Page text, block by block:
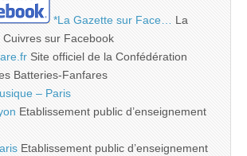
*La Gazette sur Face… La
sur Facebook
Site officiel de la Confédération
Batteries-Fanfares
– Paris
Etablissement public d’enseignement
Etablissement public d’enseignement